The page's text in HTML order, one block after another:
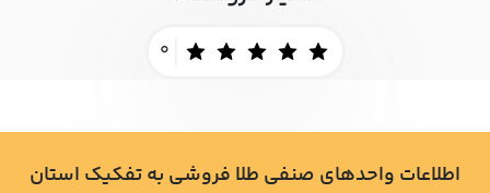
0
اطلاعات واحدهای صنفی طلا فروشی به تفکیک استان